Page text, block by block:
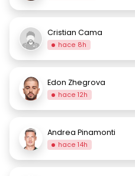
Cristian Cama
hace 8h
Edon Zhegrova
hace 12h
Andrea Pinamonti
hace 14h